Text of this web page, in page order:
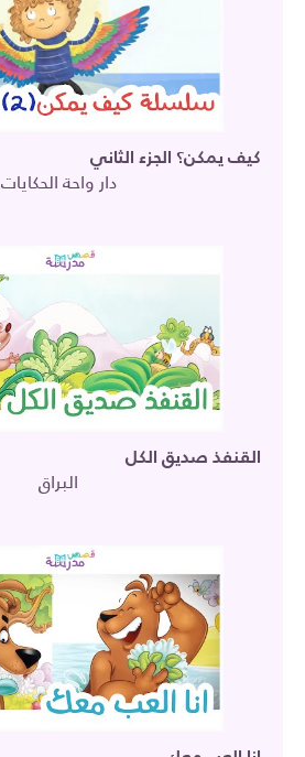
كيف يمكن؟ الجزء الثاني
دار واحة الحكايات
القنفذ صديق الكل
البراق